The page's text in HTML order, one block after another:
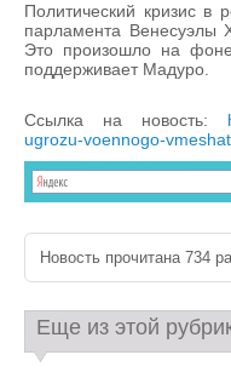
Политический кризис в
парламента Венесуэлы
Это произошло на
поддерживает Мадуро.
Ссылка на новость:
ugrozu-voennogo-
Новость прочитана 734
Еще из этой